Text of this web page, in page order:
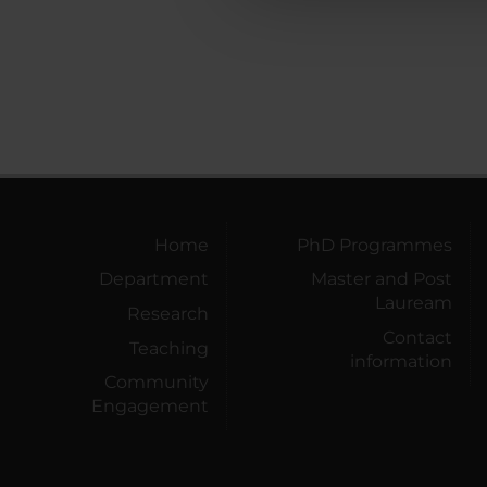
Home
Department
Research
Teaching
Community
Engagement
PhD Programmes
Master and Post
Lauream
Contact
information